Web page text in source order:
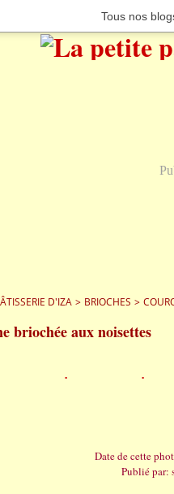
Tous nos
D'IZA > BRIOCHES >
briochée aux noisettes
Date de cette
Publié par: